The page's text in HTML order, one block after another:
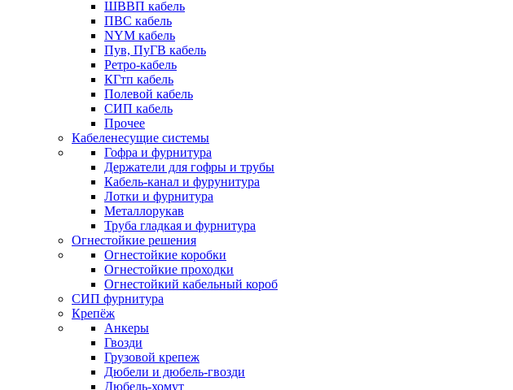
ШВВП кабель
ПВС кабель
NYM кабель
Пув, ПуГВ кабель
Ретро-кабель
КГтп кабель
Полевой кабель
СИП кабель
Прочее
Кабеленесущие системы
Гофра и фурнитура
Держатели для гофры и трубы
Кабель-канал и фурунитура
Лотки и фурнитура
Металлорукав
Труба гладкая и фурнитура
Огнестойкие решения
Огнестойкие коробки
Огнестойкие проходки
Огнестойкий кабельный короб
СИП фурнитура
Крепёж
Анкеры
Гвозди
Грузовой крепеж
Дюбели и дюбель-гвозди
Дюбель-хомут